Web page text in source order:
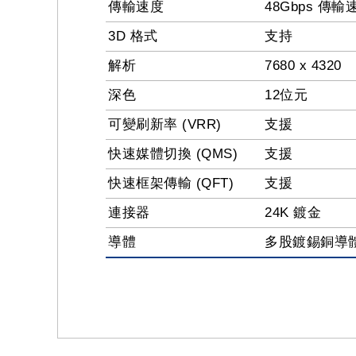
傳輸速度
48Gbps 傳輸
3D 格式
支持
解析
7680 x 4320
深色
12位元
可變刷新率 (VRR)
支援
快速媒體切換 (QMS)
支援
快速框架傳輸 (QFT)
支援
連接器
24K 鍍金
導體
多股鍍錫銅導